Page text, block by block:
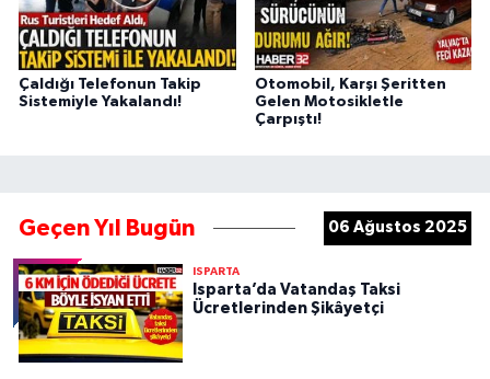
Çaldığı Telefonun Takip
Sistemiyle Yakalandı!
Otomobil, Karşı Şeritten
Gelen Motosikletle
Çarpıştı!
Geçen Yıl Bugün 06 Ağustos 2025
ISPARTA
Isparta’da Vatandaş Taksi
Ücretlerinden Şikâyetçi